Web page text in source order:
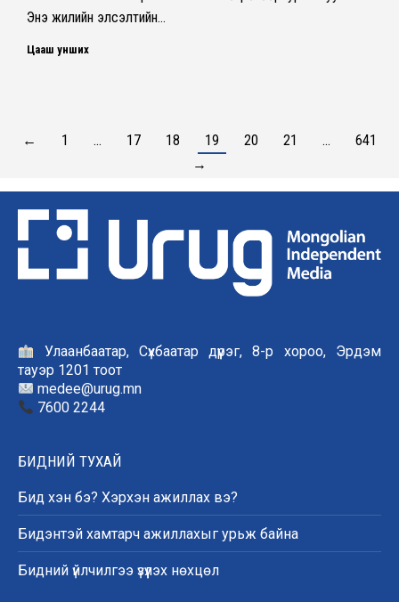
Энэ жилийн элсэлтийн…
Цааш унших
← 1 … 17 18 19 20 21 …
641
→
Улаанбаатар, Сүхбаатар дүүрэг, 8-р хороо, Эрдэм
тауэр 1201 тоот
medee@urug.mn
7600 2244
БИДНИЙ ТУХАЙ
Бид хэн бэ? Хэрхэн ажиллах вэ?
Бидэнтэй хамтарч ажиллахыг урьж байна
Бидний үйлчилгээ үзүүлэх нөхцөл